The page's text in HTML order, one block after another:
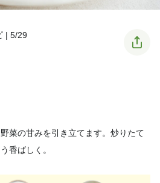
| 5/29
菜の甘みを引き立てます。炒りたて
香ばしく。